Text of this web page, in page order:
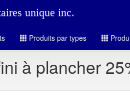
unique inc.
Produits par types
à plancher